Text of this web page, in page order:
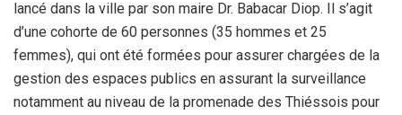
lancé dans la ville par son maire Dr. Babacar Diop. Il s’agit
d’une cohorte de 60 personnes (35 hommes et 25
femmes), qui ont été formées pour assurer chargées de la
gestion des espaces publics en assurant la surveillance
notamment au niveau de la promenade des Thiéssois pour